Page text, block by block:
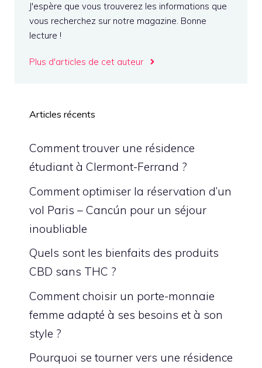
J'espère que vous trouverez les informations que
vous recherchez sur notre magazine. Bonne
lecture !
Plus d'articles de cet auteur
Articles récents
Comment trouver une résidence
étudiant à Clermont-Ferrand ?
Comment optimiser la réservation d’un
vol Paris – Cancún pour un séjour
inoubliable
Quels sont les bienfaits des produits
CBD sans THC ?
Comment choisir un porte-monnaie
femme adapté à ses besoins et à son
style ?
Pourquoi se tourner vers une résidence